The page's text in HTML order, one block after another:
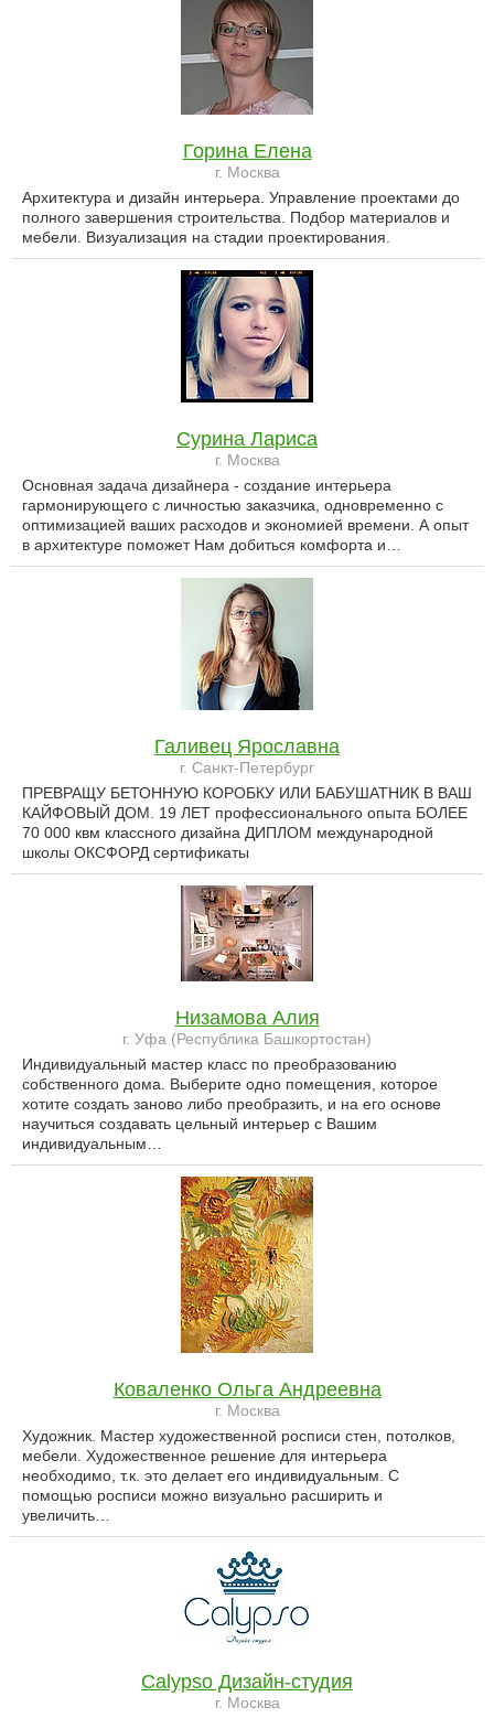
Горина Елена
г. Москва
Архитектура и дизайн интерьера. Управление проектами до
полного завершения строительства. Подбор материалов и
мебели. Визуализация на стадии проектирования.
Сурина Лариса
г. Москва
Основная задача дизайнера - создание интерьера
гармонирующего с личностью заказчика, одновременно с
оптимизацией ваших расходов и экономией времени. А опыт
в архитектуре поможет Нам добиться комфорта и…
Галивец Ярославна
г. Санкт-Петербург
ПРЕВРАЩУ БЕТОННУЮ КОРОБКУ ИЛИ БАБУШАТНИК В ВАШ
КАЙФОВЫЙ ДОМ. 19 ЛЕТ профессионального опыта БОЛЕЕ
70 000 квм классного дизайна ДИПЛОМ международной
школы ОКСФОРД сертификаты
Низамова Алия
г. Уфа (Республика Башкортостан)
Индивидуальный мастер класс по преобразованию
собственного дома. Выберите одно помещения, которое
хотите создать заново либо преобразить, и на его основе
научиться создавать цельный интерьер с Вашим
индивидуальным…
Коваленко Ольга Андреевна
г. Москва
Художник. Мастер художественной росписи стен, потолков,
мебели. Художественное решение для интерьера
необходимо, т.к. это делает его индивидуальным. С
помощью росписи можно визуально расширить и
увеличить…
Calypso Дизайн-студия
г. Москва